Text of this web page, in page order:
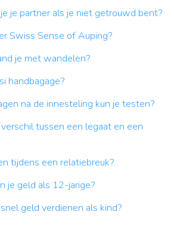
je partner als je niet getrouwd bent?
Swiss Sense of Auping?
je met wandelen?
handbagage?
na de innesteling kun je testen?
tussen een legaat en een
tijdens een relatiebreuk?
je geld als 12-jarige?
geld verdienen als kind?